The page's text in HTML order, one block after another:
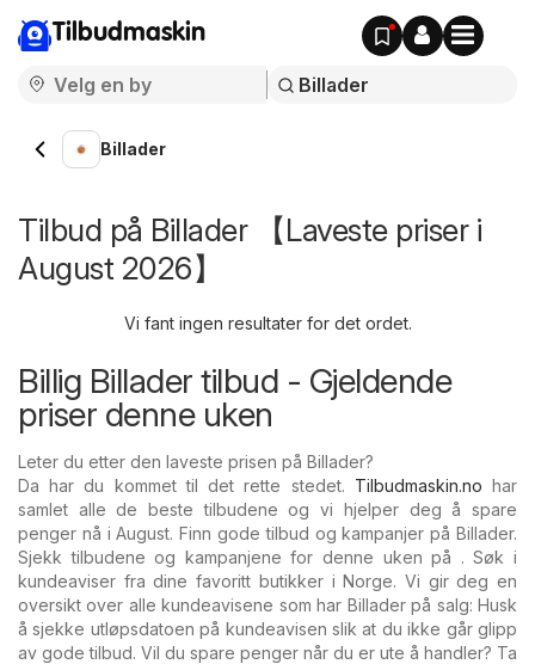
Tilbudmaskin
Billader
Tilbud på Billader 【Laveste priser i
August 2026】
Vi fant ingen resultater for det ordet.
Billig Billader tilbud - Gjeldende
priser denne uken
Leter du etter den laveste prisen på Billader?
Da har du kommet til det rette stedet. Tilbudmaskin.no har
samlet alle de beste tilbudene og vi hjelper deg å spare
penger nå i August. Finn gode tilbud og kampanjer på Billader.
Sjekk tilbudene og kampanjene for denne uken på . Søk i
kundeaviser fra dine favoritt butikker i Norge. Vi gir deg en
oversikt over alle kundeavisene som har Billader på salg: Husk
å sjekke utløpsdatoen på kundeavisen slik at du ikke går glipp
av gode tilbud. Vil du spare penger når du er ute å handler? Ta